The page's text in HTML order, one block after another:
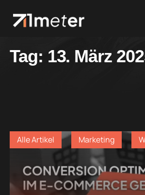
Tag: 13. März
Alle Artikel Marketing